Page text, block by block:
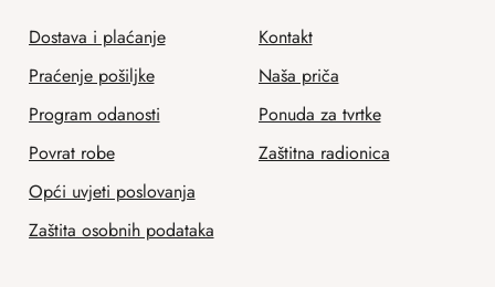
Dostava i plaćanje
Praćenje pošiljke
Program odanosti
Povrat robe
Opći uvjeti poslovanja
Zaštita osobnih podataka
Kontakt
Naša priča
Ponuda za tvrtke
Zaštitna radionica